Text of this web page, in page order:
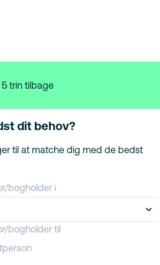
5 trin tilbage
dit behov?
til at matche dig med de bedst
bogholder i
bogholder til